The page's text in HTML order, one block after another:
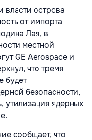
власти острова
от импорта
Лая, в
местной
GE Aerospace и
что тремя
будет
безопасности,
утилизация ядерных
сообщает, что